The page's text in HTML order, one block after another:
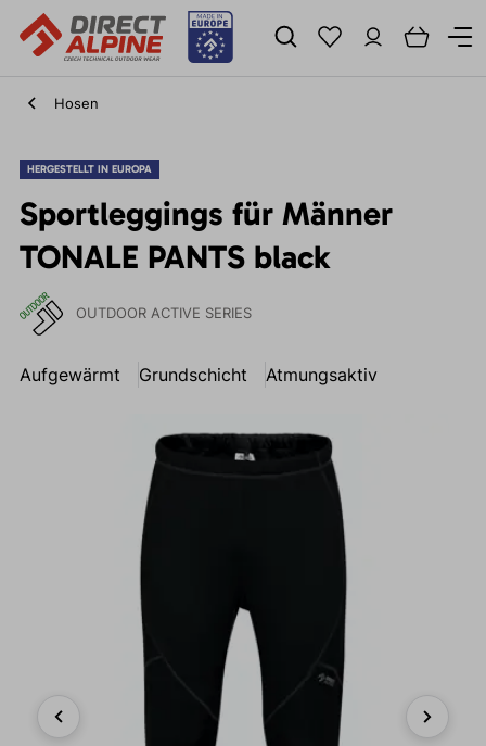
Hosen
HERGESTELLT IN EUROPA
Sportleggings für Männer
TONALE PANTS black
OUTDOOR ACTIVE SERIES
Aufgewärmt Grundschicht Atmungsaktiv